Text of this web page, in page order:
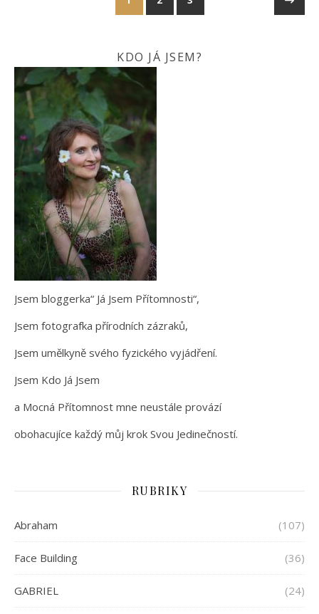
KDO JÁ JSEM?
Jsem bloggerka“ Já Jsem Přítomnosti“,
Jsem fotografka přírodních zázraků,
Jsem umělkyně svého fyzického vyjádření.
Jsem Kdo Já Jsem
a Mocná Přítomnost mne neustále provází
obohacujíce každý můj krok Svou Jedinečností.
RUBRIKY
Abraham (107)
Face Building (36)
GABRIEL (24)